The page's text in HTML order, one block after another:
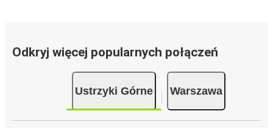
jedynie 13 godziny.
Podróż autobusemma mniejszy wpływ na środowisko
niż podróż samochodem czy samolotem. Stale pracujemy
Odkryj więcej popularnych połączeń
Ustrzyki Górne Warszawa